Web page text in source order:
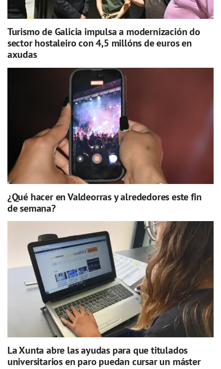
Turismo de Galicia impulsa a modernización do
sector hostaleiro con 4,5 millóns de euros en
axudas
¿Qué hacer en Valdeorras y alrededores este fin
de semana?
La Xunta abre las ayudas para que titulados
universitarios en paro puedan cursar un máster